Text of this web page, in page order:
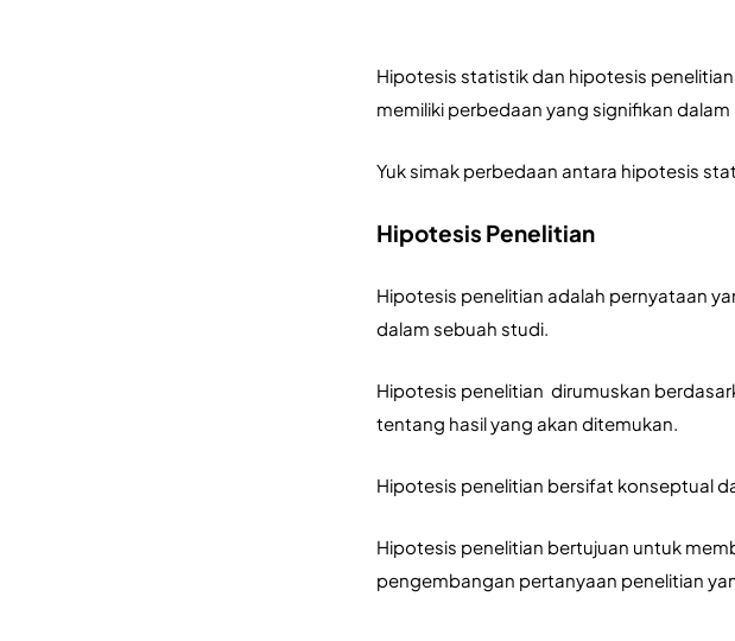
Hipotesis statistik dan hipotesis
memiliki perbedaan yang signifikan dalam
Yuk simak perbedaan antara hipotesis
Hipotesis Penelitian
Hipotesis penelitian adalah pernyataan
dalam sebuah studi.
Hipotesis penelitian  dirumuskan
tentang hasil yang akan ditemukan.
Hipotesis penelitian bersifat konseptual
Hipotesis penelitian bertujuan untuk
pengembangan pertanyaan penelitian